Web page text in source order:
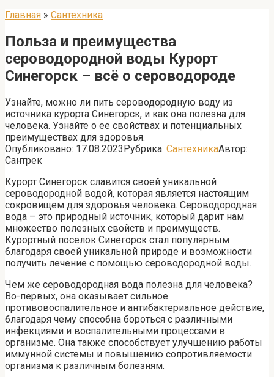
Главная » Сантехника
Польза и преимущества
сероводородной воды Курорт
Синегорск – всё о сероводороде
Узнайте, можно ли пить сероводородную воду из
источника курорта Синегорск, и как она полезна для
человека. Узнайте о ее свойствах и потенциальных
преимуществах для здоровья.
Опубликовано: 17.08.2023Рубрика: СантехникаАвтор:
Сантрек
Курорт Синегорск славится своей уникальной
сероводородной водой, которая является настоящим
сокровищем для здоровья человека. Сероводородная
вода – это природный источник, который дарит нам
множество полезных свойств и преимуществ.
Курортный поселок Синегорск стал популярным
благодаря своей уникальной природе и возможности
получить лечение с помощью сероводородной воды.
Чем же сероводородная вода полезна для человека?
Во-первых, она оказывает сильное
противовоспалительное и антибактериальное действие,
благодаря чему способна бороться с различными
инфекциями и воспалительными процессами в
организме. Она также способствует улучшению работы
иммунной системы и повышению сопротивляемости
организма к различным болезням.